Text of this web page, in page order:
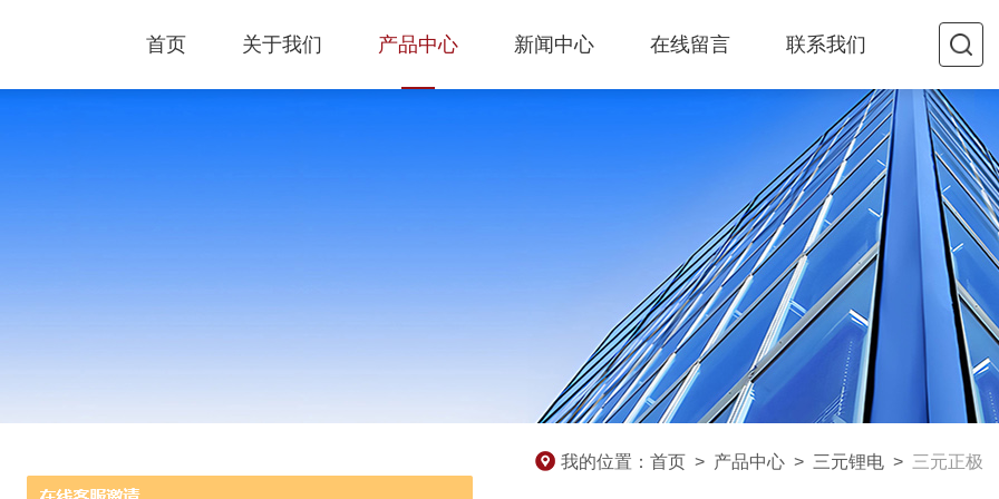
首页 关于我们 产品中心 新闻中心 在线留言 联系我们
我的位置： 首页 > 产品中心 > 三元锂电 > 三元正极